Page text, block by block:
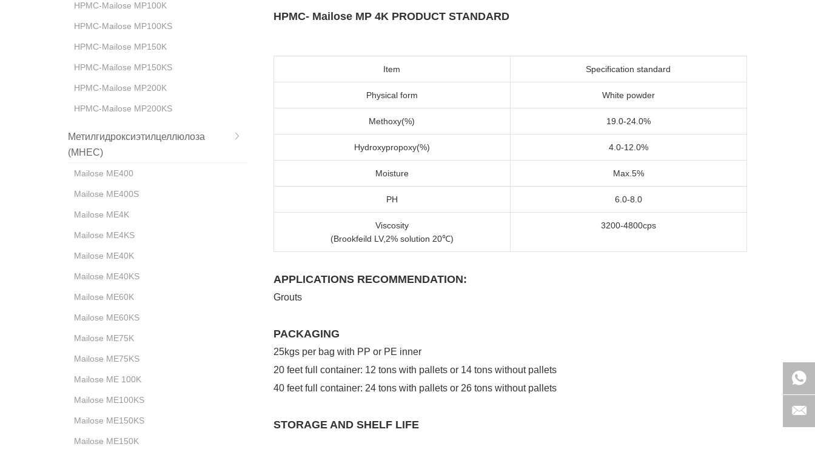
HPMC- Mailose MP 4K PRODUCT STANDARD
Item Specification standard
Physical form White powder
Methoxy(%) 19.0-24.0%
Hydroxypropoxy(%) 4.0-12.0%
Moisture Max.5%
PH 6.0-8.0
Viscosity
(Brookfeild LV,2% solution 20℃)
3200-4800cps
APPLICATIONS RECOMMENDATION:
Grouts
PACKAGING
25kgs per bag with PP or PE inner
20 feet full container: 12 tons with pallets or 14 tons without pallets
40 feet full container: 24 tons with pallets or 26 tons without pallets
STORAGE AND SHELF LIFE
HPMC-Mailose MP100K
HPMC-Mailose MP100KS
HPMC-Mailose MP150K
HPMC-Mailose MP150KS
HPMC-Mailose MP200K
HPMC-Mailose MP200KS
Метилгидроксиэтилцеллюлоза
(MHEC)
Mailose ME400
Mailose ME400S
Mailose ME4K
Mailose ME4KS
Mailose ME40K
Mailose ME40KS
Mailose ME60K
Mailose ME60KS
Mailose ME75K
Mailose ME75KS
Mailose ME 100K
Mailose ME100KS
Mailose ME150KS
Mailose ME150K